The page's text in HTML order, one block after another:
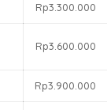
Rp3.300.000
Rp3.600.000
Rp3.900.000